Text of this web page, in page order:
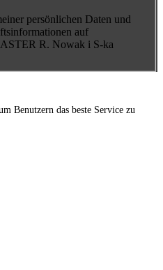
persönlichen Daten und
auf
R. Nowak i S-ka
Benutzern das beste Service zu